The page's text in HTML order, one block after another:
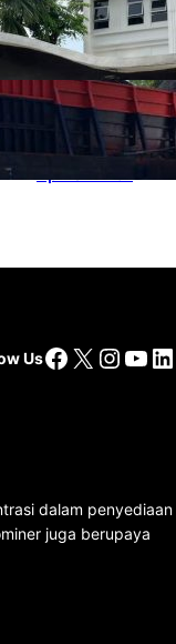
Indonesia
atas Putusan
HEADLINES ,
MINING
Lelang Batubara
Sitaan, Negara
Dapat Lebih dari
UsFacebook
X
dalam penyediaan
juga berupaya